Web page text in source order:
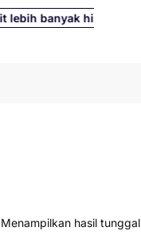
hingga 500%
Menampilkan hasil tunggal